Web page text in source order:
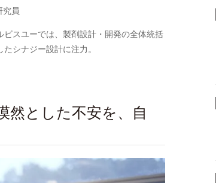
員
スユーでは、製剤設計・開発の全体統括
シナジー設計に注力。
然とした不安を、自